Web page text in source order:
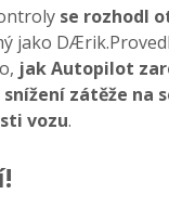
se rozhodl
jako
jak Autopilot
zátěže na
vozu.